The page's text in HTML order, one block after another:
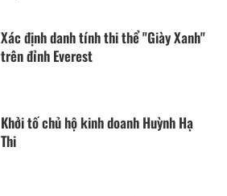
Xác định danh tính thi thể "Giày Xanh"
trên đỉnh Everest
Khởi tố chủ hộ kinh doanh Huỳnh Hạ
Thi